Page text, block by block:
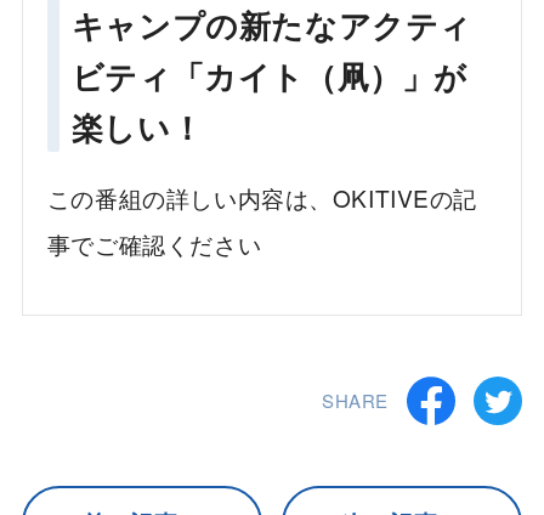
キャンプの新たなアクティ
ビティ「カイト（凧）」が
楽しい！
この番組の詳しい内容は、OKITIVEの記
事でご確認ください
SHARE